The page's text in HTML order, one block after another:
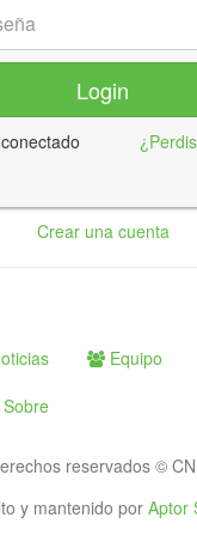
Login
Crear una cuenta
Equipo
Sobre
reservados ©
y mantenido porAptor